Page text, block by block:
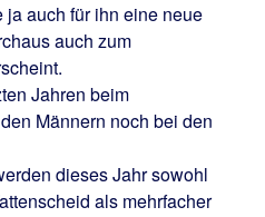
auch für ihn eine neue
auch zum
Jahren beim
Männern noch bei den
dieses Jahr sowohl
als mehrfacher